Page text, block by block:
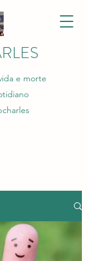
e morte